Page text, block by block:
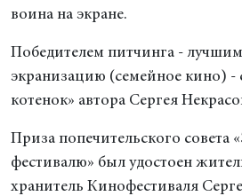
воина на экране.
Победителем питчинга -
экранизацию (семейное кино) -
котенок» автора Сергея
Приза попечительского совета
фестивалю» был удостоен
хранитель Кинофестиваля